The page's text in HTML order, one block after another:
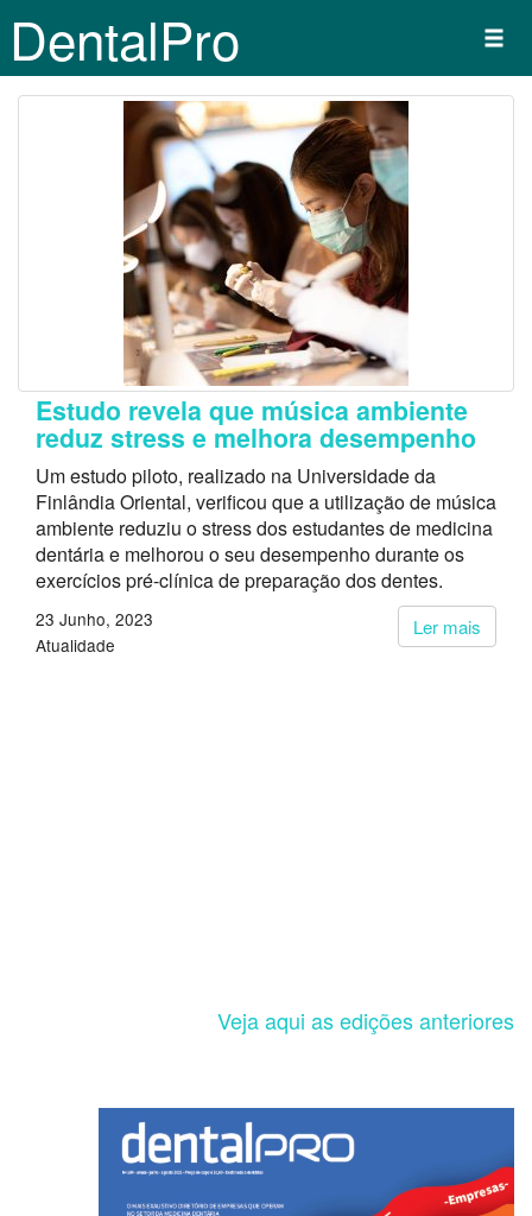
DentalPro
Estudo revela que música ambiente
reduz stress e melhora desempenho
Um estudo piloto, realizado na Universidade da
Finlândia Oriental, verificou que a utilização de música
ambiente reduziu o stress dos estudantes de medicina
dentária e melhorou o seu desempenho durante os
exercícios pré-clínica de preparação dos dentes.
Ler mais
23 Junho, 2023
Atualidade
Veja aqui as edições anteriores